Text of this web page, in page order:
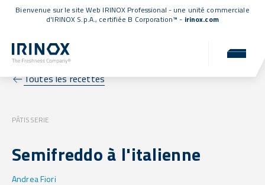
Bienvenue sur le site Web IRINOX Professional - une unité commerciale
d'IRINOX S.p.A., certifiée B Corporation™ - irinox.com
Toutes les recettes
PÂTISSERIE
Semifreddo à l'italienne
Andrea Fiori